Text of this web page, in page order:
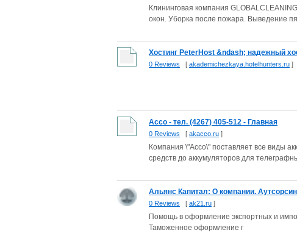
Клининговая компания
окон. Уборка после пожара. Выведение
Хостинг PeterHost &ndash; надежный
0 Reviews [ akademichezkaya.hotelhunters.ru ]
Ассо - тел. (4267) 405-512 - Главная
0 Reviews [ akacco.ru ]
Компания \"Ассо\" поставляет все виды
средств до аккумуляторов для
Альянс Капитал: О компании.
0 Reviews [ ak21.ru ]
Помощь в оформление экспортных и
Таможенное оформление г